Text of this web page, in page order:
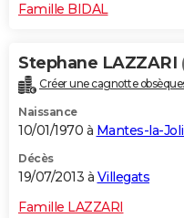
Famille BIDAL
Stephane LAZZARI
Créer une cagnotte
Naissance
10/01/1970 à Mantes-la-
Décès
19/07/2013 à Villegats
Famille LAZZARI